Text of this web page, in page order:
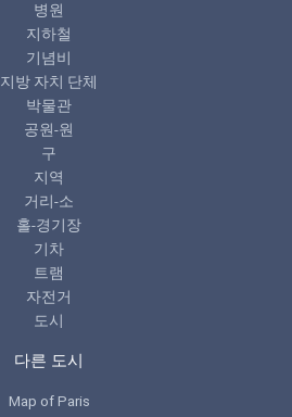
병원
지하철
기념비
지방 자치 단체
박물관
공원-원
구
지역
거리-소
홀-경기장
기차
트램
자전거
도시
다른 도시
Map of Paris